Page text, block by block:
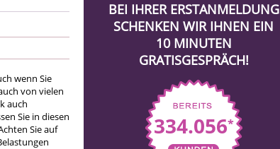
BEI IHRER ERSTANMELDUNG
SCHENKEN WIR IHNEN EIN
10 MINUTEN
GRATISGESPRÄCH!
334.056*
wenn Sie
von vielen
auch
Sie in diesen
Sie auf